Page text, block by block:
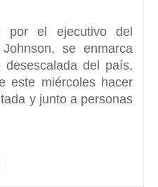
por el ejecutivo del
Johnson,se enmarca
del país,
este miércoles hacer
y junto a personas